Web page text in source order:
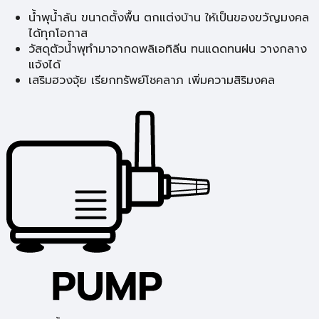
น้ำพุน้ำล้น ขนาดตั้งพื้น ตกแต่งบ้าน ให้เป็นของขวัญมงคล
ได้ทุกโอกาส
วัสดุตัวน้ำพุทำมาจากดพลิเอทิลีน ทนแดดทนฝน วางกลาง
แจ้งได้
เสริมฮวงจุ้ย เรียกทรัพย์โชคลาภ เพิ่มความสิริมงคล